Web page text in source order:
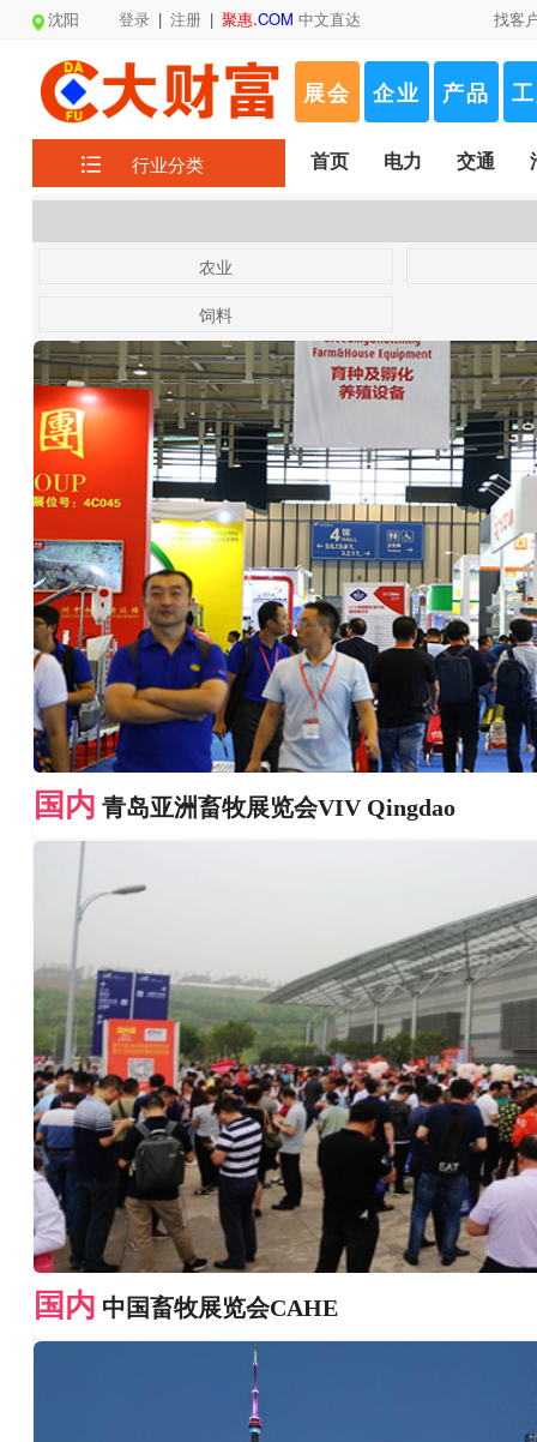
沈阳 登录 | 注册 | 聚惠.COM 中文直达 找客
展会 企业 产品
行业分类 首页 电力 交通
农业
饲料
国内 青岛亚洲畜牧展览会VIV Qingdao
国内 中国畜牧展览会CAHE